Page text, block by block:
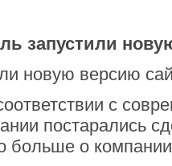
запустили
новую версию
с
постарались
больше о